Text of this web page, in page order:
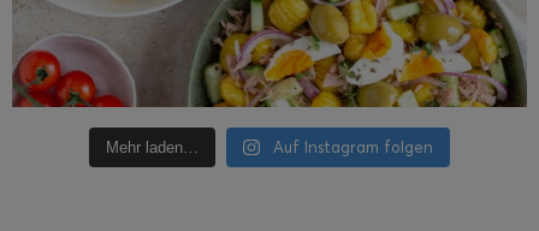
Mehr laden… Auf Instagram folgen